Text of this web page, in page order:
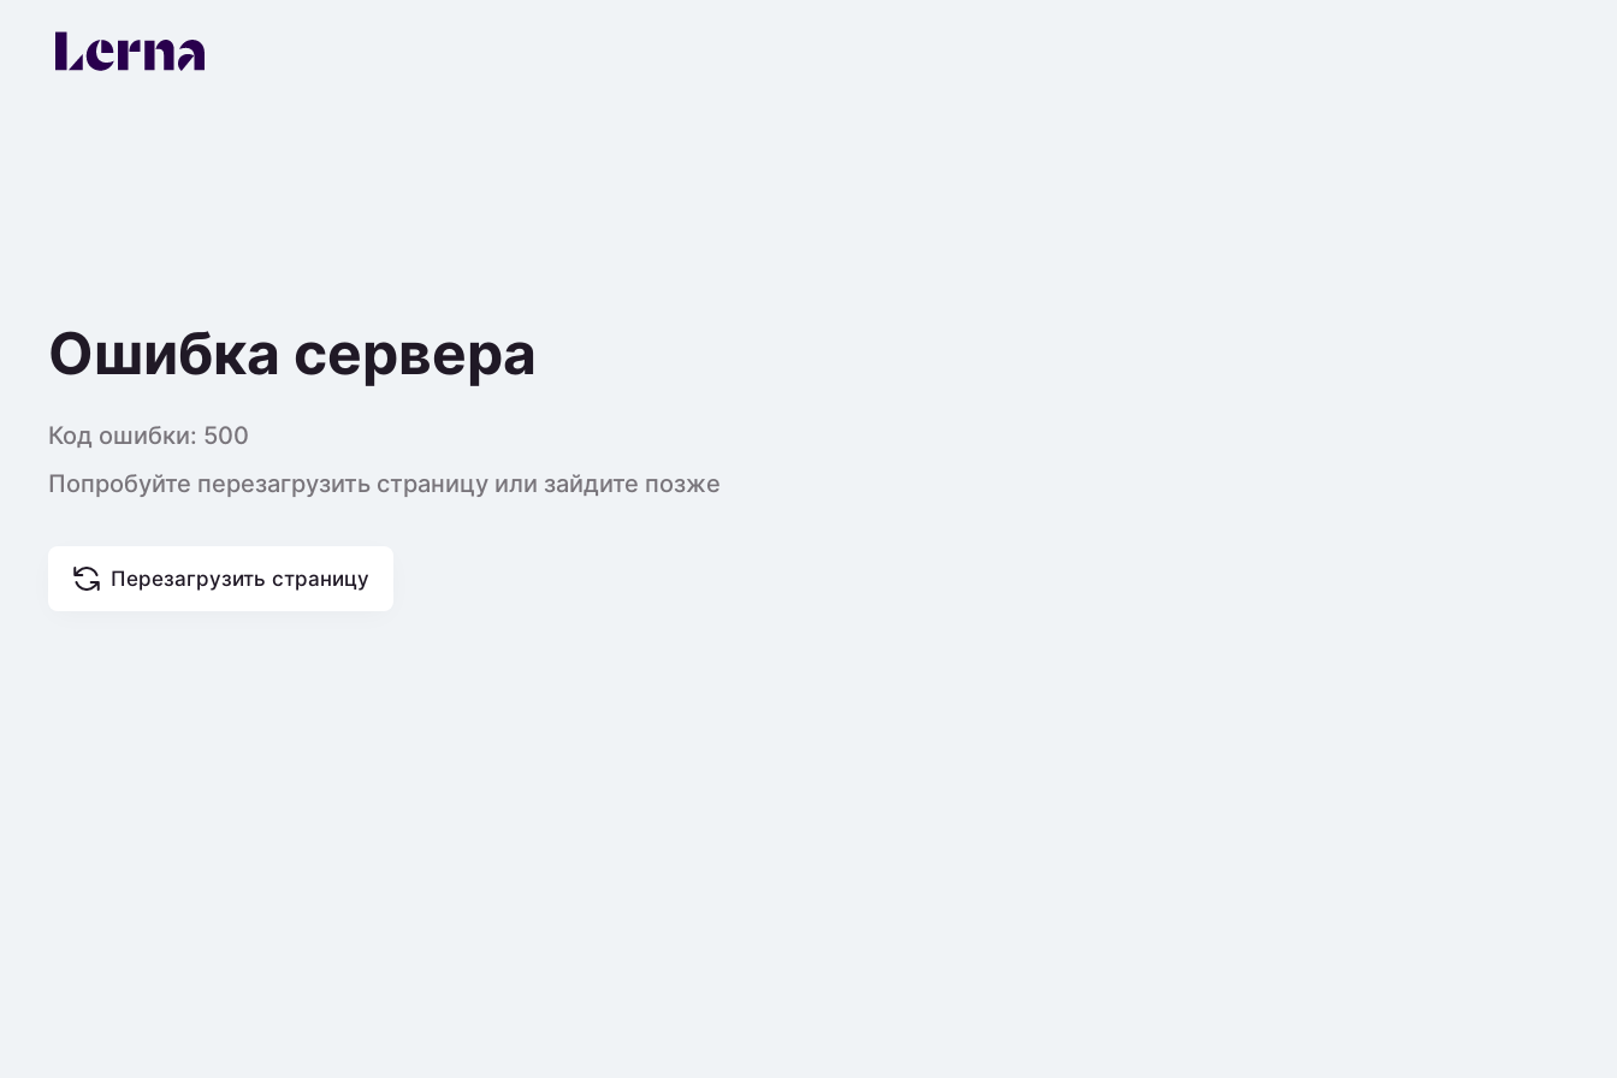
Ошибка сервера
Код ошибки: 500
Попробуйте перезагрузить страницу или зайдите позже
Перезагрузить страницу